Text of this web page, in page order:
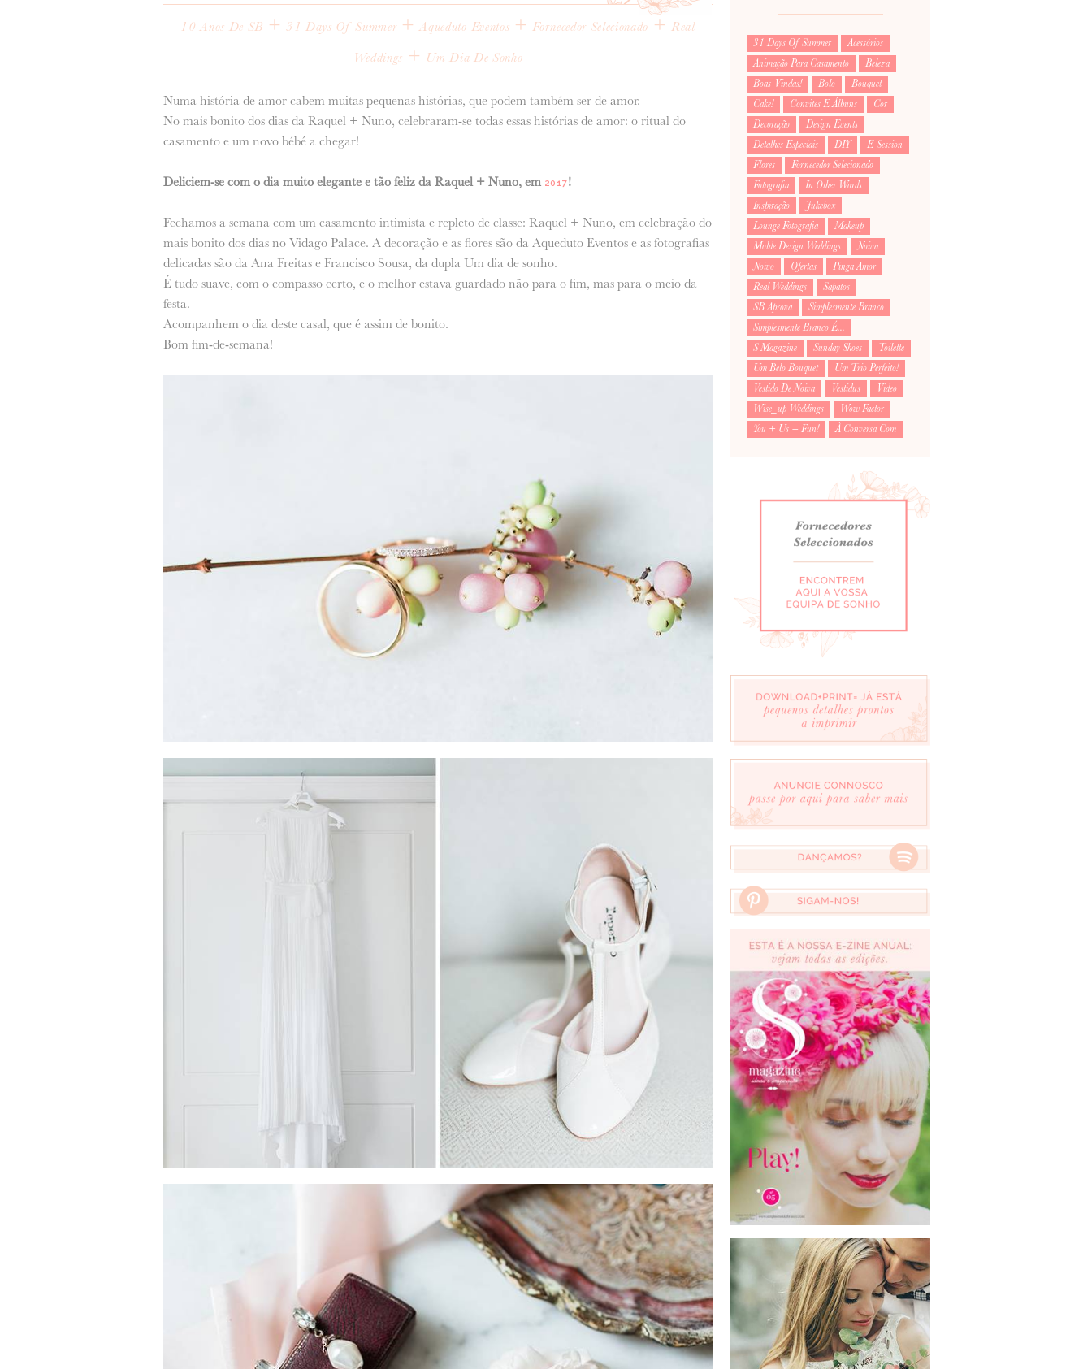
10 Anos De SB +31 Days Of Summer +Aqueduto Eventos +Fornecedor Selecionado +Real
Weddings + Um Dia De Sonho
Numa história de amor cabem muitas pequenas histórias, que podem também ser de amor.
No mais bonito dos dias da Raquel + Nuno, celebraram-se todas essas histórias de amor: o ritual do
casamento e um novo bébé a chegar!
Deliciem-se com o dia muito elegante e tão feliz da Raquel + Nuno, em 2017!
Fechamos a semana com um casamento intimista e repleto de classe: Raquel + Nuno, em celebração do
mais bonito dos dias no Vidago Palace. A decoração e as flores são da Aqueduto Eventos e as fotografias
delicadas são da Ana Freitas e Francisco Sousa, da dupla Um dia de sonho.
É tudo suave, com o compasso certo, e o melhor estava guardado não para o fim, mas para o meio da
festa.
Acompanhem o dia deste casal, que é assim de bonito.
Bom fim-de-semana!
31 Days Of Summer
Acessórios
Animação Para Casamento
Beleza
Boas-Vindas!
Bolo
Bouquet
Cake!
Convites E Álbuns
Cor
Decoração
Design Events
Detalhes Especiais
DIY
E-Session
Flores
Fornecedor Selecionado
Fotografia
In Other Words
Inspiração
Jukebox
Lounge Fotografia
Makeup
Molde Design Weddings
Noiva
Noivo
Ofertas
Pinga Amor
Real Weddings
Sapatos
SB Aprova
Simplesmente Branco
Simplesmente Branco É...
S Magazine
Sunday Shoes
Toilette
Um Belo Bouquet
Um Trio Perfeito!
Vestido De Noiva
Vestidus
Video
Wise_up Weddings
Wow Factor
You + Us = Fun!
À Conversa Com